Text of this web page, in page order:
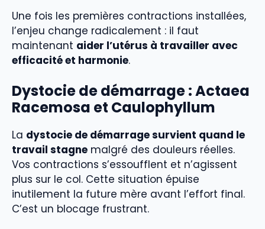
Une fois les premières contractions installées,
l’enjeu change radicalement : il faut
maintenant aider l’utérus à travailler avec
efficacité et harmonie.
Dystocie de démarrage : Actaea
Racemosa et Caulophyllum
La dystocie de démarrage survient quand le
travail stagne malgré des douleurs réelles.
Vos contractions s’essoufflent et n’agissent
plus sur le col. Cette situation épuise
inutilement la future mère avant l’effort final.
C’est un blocage frustrant.